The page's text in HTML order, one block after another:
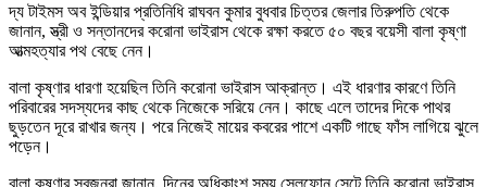
দ্য টাইমস অব ইন্ডিয়ার প্রতিনিধি রাঘবন কুমার বুধবার চিত্তর জেলার তিরুপতি থেকে
জানান, স্ত্রী ও সন্তানদের করোনা ভাইরাস থেকে রক্ষা করতে ৫০ বছর বয়েসী বালা কৃষ্ণা
আত্মহত্যার পথ বেছে নেন।
বালা কৃষ্ণার ধারণা হয়েছিল তিনি করোনা ভাইরাস আক্রান্ত। এই ধারণার কারণে তিনি
পরিবারের সদস্যদের কাছ থেকে নিজেকে সরিয়ে নেন। কাছে এলে তাদের দিকে পাথর
ছুড়তেন দূরে রাখার জন্য। পরে নিজেই মায়ের কবরের পাশে একটি গাছে ফাঁস লাগিয়ে ঝুলে
পড়েন।
বালা কৃষ্ণার স্বজনরা জানান, দিনের অধিকাংশ সময় সেলফোন সেটে তিনি করোনা ভাইরাস